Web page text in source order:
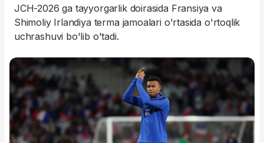
JCH-2026 ga tayyorgarlik doirasida Fransiya va
Shimoliy Irlandiya terma jamoalari o'rtasida o'rtoqlik
uchrashuvi bo'lib o'tadi.